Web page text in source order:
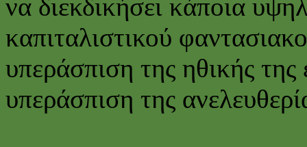
να διεκδικήσει κάποια
καπιταλιστικού
υπεράσπιση της ηθικής
υπεράσπιση της